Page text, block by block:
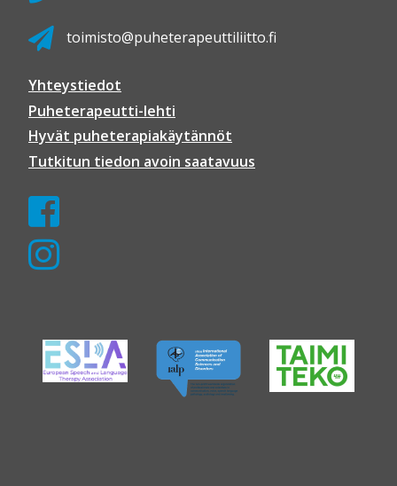
toimisto@puheterapeuttiliitto.fi
Yhteystiedot
Puheterapeutti-lehti
Hyvät puheterapiakäytännöt
Tutkitun tiedon avoin saatavuus